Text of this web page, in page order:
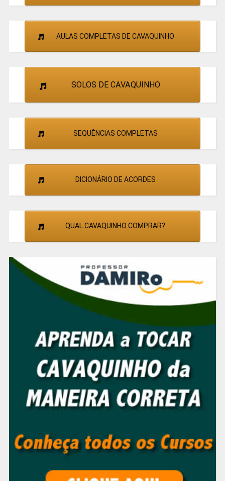
AULAS COMPLETAS DE CAVAQUINHO
SOLOS DE CAVAQUINHO
SEQUÊNCIAS COMPLETAS
DICIONÁRIO DE ACORDES
QUAL CAVAQUINHO COMPRAR?